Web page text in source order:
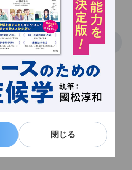
閉じる
閉じる
んしゅうしつ
ナース編集室
連記事一覧